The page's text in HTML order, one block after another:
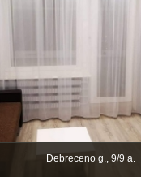
Debreceno g., 9/9 a.